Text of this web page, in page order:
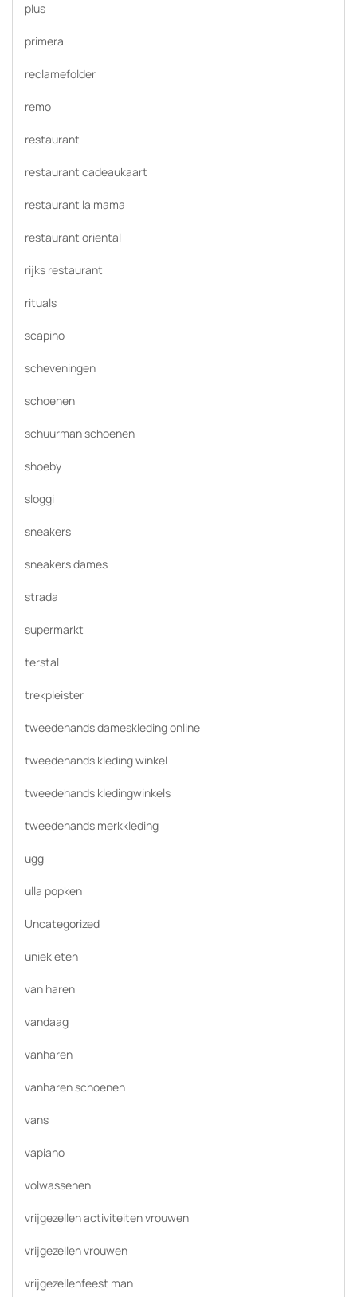
plus
primera
reclamefolder
remo
restaurant
restaurant cadeaukaart
restaurant la mama
restaurant oriental
rijks restaurant
rituals
scapino
scheveningen
schoenen
schuurman schoenen
shoeby
sloggi
sneakers
sneakers dames
strada
supermarkt
terstal
trekpleister
tweedehands dameskleding online
tweedehands kleding winkel
tweedehands kledingwinkels
tweedehands merkkleding
ugg
ulla popken
Uncategorized
uniek eten
van haren
vandaag
vanharen
vanharen schoenen
vans
vapiano
volwassenen
vrijgezellen activiteiten vrouwen
vrijgezellen vrouwen
vrijgezellenfeest man